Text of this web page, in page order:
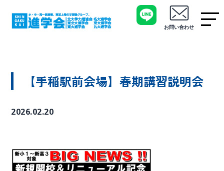
お問い合わせ
【手稲駅前会場】春期講習説明会
2026.02.20